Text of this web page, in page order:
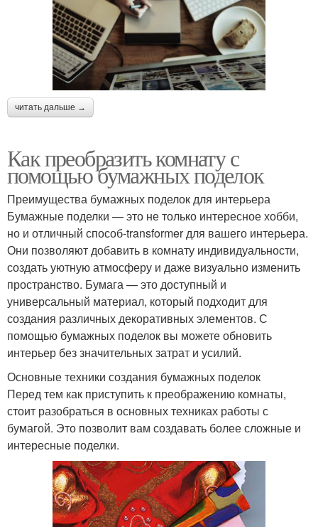
читать дальше →
Как преобразить комнату с
помощью бумажных поделок
Преимущества бумажных поделок для интерьера
Бумажные поделки — это не только интересное хобби,
но и отличный способ-transformer для вашего интерьера.
Они позволяют добавить в комнату индивидуальности,
создать уютную атмосферу и даже визуально изменить
пространство. Бумага — это доступный и
универсальный материал, который подходит для
создания различных декоративных элементов. С
помощью бумажных поделок вы можете обновить
интерьер без значительных затрат и усилий.
Основные техники создания бумажных поделок
Перед тем как приступить к преображению комнаты,
стоит разобраться в основных техниках работы с
бумагой. Это позволит вам создавать более сложные и
интересные поделки.